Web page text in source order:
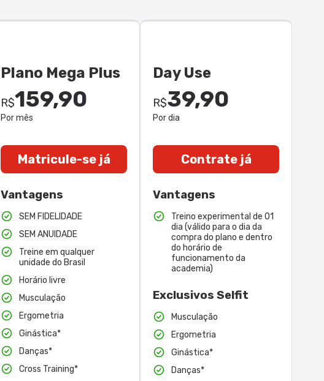
Plano Mega Plus
R$159,90
Por mês
Matricule-se já
Vantagens
SEM FIDELIDADE
SEM ANUIDADE
Treine em qualquer
unidade do Brasil
Horário livre
Musculação
Ergometria
Ginástica*
Danças*
Cross Training*
Day Use
R$39,90
Por dia
Contrate já
Vantagens
Treino experimental de 01
dia (válido para o dia da
compra do plano e dentro
do horário de
funcionamento da
academia)
Exclusivos Selfit
Musculação
Ergometria
Ginástica*
Danças*